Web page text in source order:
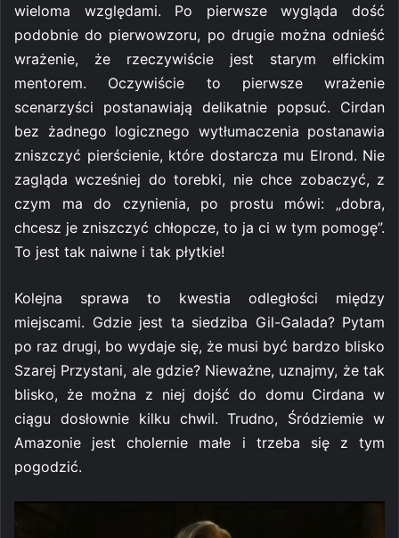
wieloma względami. Po pierwsze wygląda dość
podobnie do pierwowzoru, po drugie można odnieść
wrażenie, że rzeczywiście jest starym elfickim
mentorem. Oczywiście to pierwsze wrażenie
scenarzyści postanawiają delikatnie popsuć. Cirdan
bez żadnego logicznego wytłumaczenia postanawia
zniszczyć pierścienie, które dostarcza mu Elrond. Nie
zagląda wcześniej do torebki, nie chce zobaczyć, z
czym ma do czynienia, po prostu mówi: „dobra,
chcesz je zniszczyć chłopcze, to ja ci w tym pomogę”.
To jest tak naiwne i tak płytkie!
Kolejna sprawa to kwestia odległości między
miejscami. Gdzie jest ta siedziba Gil-Galada? Pytam
po raz drugi, bo wydaje się, że musi być bardzo blisko
Szarej Przystani, ale gdzie? Nieważne, uznajmy, że tak
blisko, że można z niej dojść do domu Cirdana w
ciągu dosłownie kilku chwil. Trudno, Śródziemie w
Amazonie jest cholernie małe i trzeba się z tym
pogodzić.